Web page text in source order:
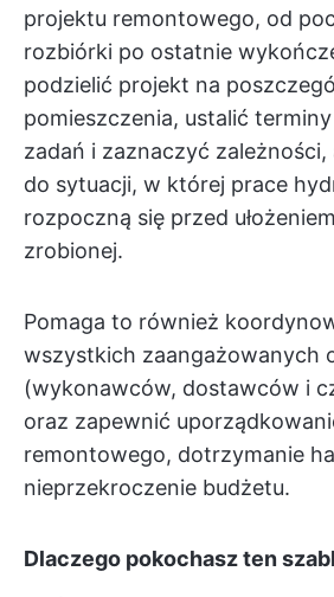
projektu remontowego, od
rozbiórki po ostatnie
podzielić projekt na
pomieszczenia, ustalić
zadań i zaznaczyć zależności,
do sytuacji, w której prace
rozpoczną się przed
zrobionej.
Pomaga to również
wszystkich zaangażowanych
(wykonawców, dostawców i
oraz zapewnić
remontowego, dotrzymanie
nieprzekroczenie budżetu.
Dlaczego pokochasz ten